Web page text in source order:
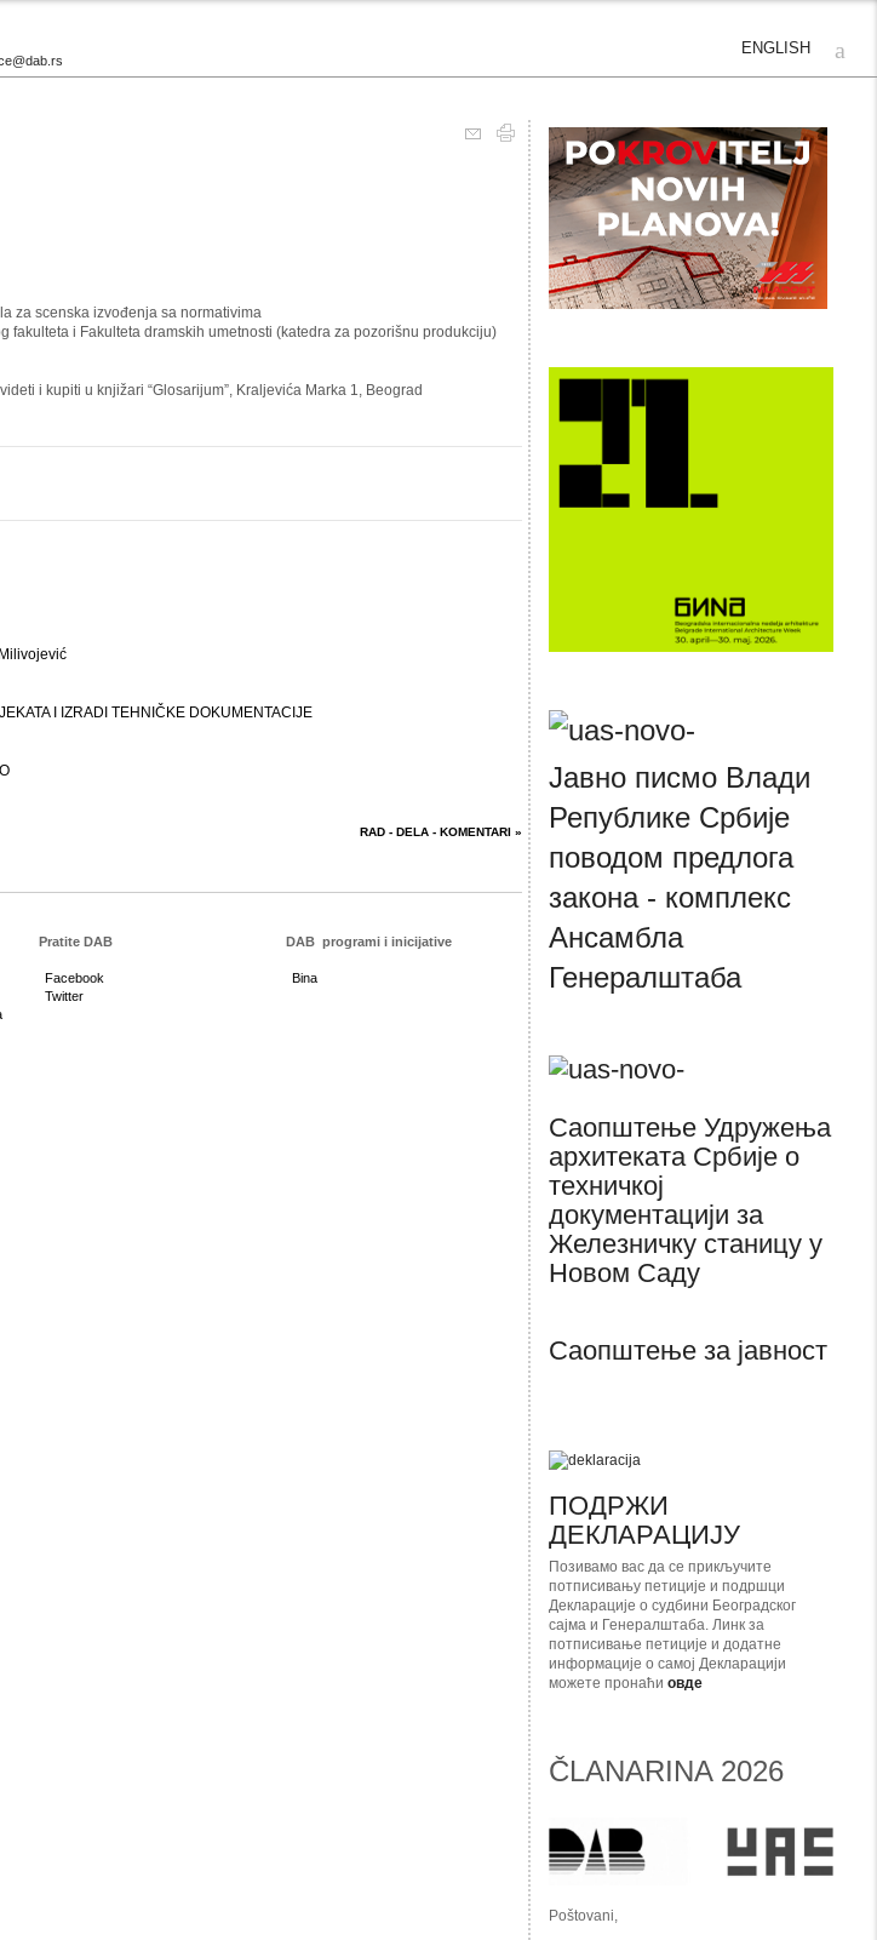
ENGLISH
za scenska izvođenja sa normativima
fakulteta i Fakulteta dramskih umetnosti (katedra za pozorišnu produkciju)
i kupiti u knjižari “Glosarijum”, Kraljevića Marka 1, Beograd
I IZRADI TEHNIČKE DOKUMENTACIJE
RAD - DELA - KOMENTARI »
Pratite DAB
Facebook
Twitter
DAB programi i inicijative
Bina
Јавно писмо Влади
Републике Србије
поводом предлога
закона - комплекс
Ансамбла
Генералштаба
Саопштење Удружења
архитеката Србије о
техничкој
документацији за
Железничку станицу у
Новом Саду
Саопштење за јавност
ПОДРЖИ
ДЕКЛАРАЦИЈУ
Позивамо вас да се прикључите
потписивању петиције и подршци
Декларације о судбини Београдског
сајма и Генералштаба. Линк за
потписивање петиције и додатне
информације о самој Декларацији
можете пронаћиовде
ČLANARINA 2026
Poštovani,